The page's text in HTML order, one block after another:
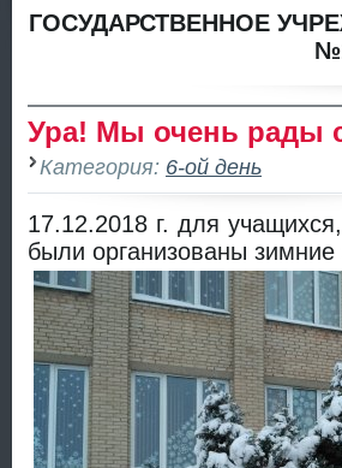
ГОСУДАРСТВЕННОЕ
Ура! Мы очень рады
Категория: 6-ой день
17.12.2018 г. для
были организованы